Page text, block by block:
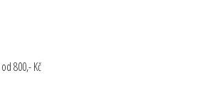
800,- Kč